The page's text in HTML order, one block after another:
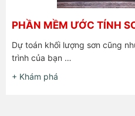
PHẦN MỀM ƯỚC TÍNH
Dự toán khối lượng sơn cũng
trình của bạn …
+ Khám phá